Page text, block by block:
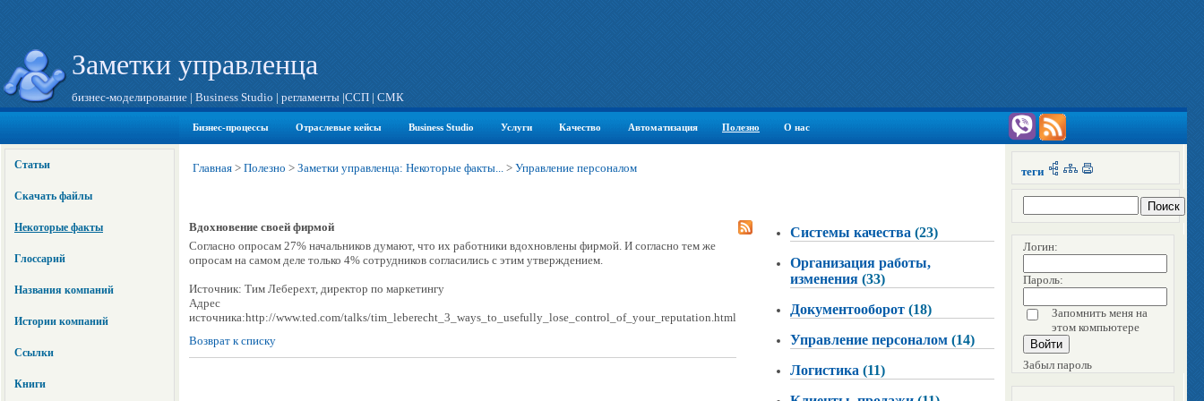
Заметки управленца
бизнес-моделирование | Business Studio | регламенты |ССП | СМК
Бизнес-процессы Отраслевые кейсы Business Studio Услуги Качество Автоматизация Полезно О нас
Статьи
Скачать файлы
Некоторые факты
Глоссарий
Названия компаний
Истории компаний
Ссылки
Книги
Главная > Полезно > Заметки управленца: Некоторые факты... > Управление персоналом
Вдохновение своей фирмой
Согласно опросам 27% начальников думают, что их работники вдохновлены фирмой. И согласно тем же
опросам на самом деле только 4% сотрудников согласились с этим утверждением.
Источник: Тим Леберехт, директор по маркетингу
Адрес
источника:http://www.ted.com/talks/tim_leberecht_3_ways_to_usefully_lose_control_of_your_reputation.html
Возврат к списку
Системы качества (23)
Организация работы,
изменения (33)
Документооборот (18)
Управление персоналом (14)
Логистика (11)
теги
Логин:
Пароль:
Запомнить меня на
этом компьютере
Забыл пароль